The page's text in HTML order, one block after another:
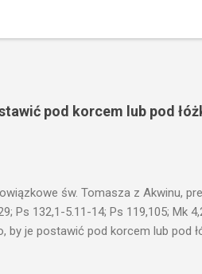
pod korcem lub pod
św. Tomasza z Akwinu,
Ps 132,1-5.11-14; Ps 119,105; Mk
by je postawić pod korcem lub pod
Uważajcie na to, czego słuchacie.